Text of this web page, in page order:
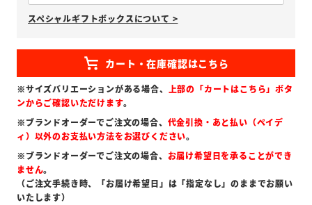
必
須
)
スペシャルギフトボックスについて >
※サイズバリエーションがある場合、 上部の「カートはこちら」ボタ
ンからご確認いただけます。
※ブランドオーダーでご注文の場合、 代金引換・あと払い（ペイデ
ィ）以外のお支払い方法をお選びください。
※ブランドオーダーでご注文の場合、 お届け希望日を承ることができ
ません。
（ご注文手続き時、「お届け希望日」は「指定なし」のままでお願い
いたします）